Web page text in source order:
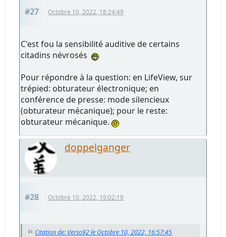
#27 Octobre 10, 2022, 18:24:49
C'est fou la sensibilité auditive de certains
citadins névrosés
Pour répondre à la question: en LifeView, sur
trépied: obturateur électronique; en
conférence de presse: mode silencieux
(obturateur mécanique); pour le reste:
obturateur mécanique.
doppelganger
#28 Octobre 10, 2022, 19:02:19
Citation de: Verso92 le Octobre 10, 2022, 16:57:45